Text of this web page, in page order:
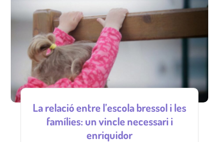
La relació entre l’escola bressol i les
famílies: un vincle necessari i
enriquidor